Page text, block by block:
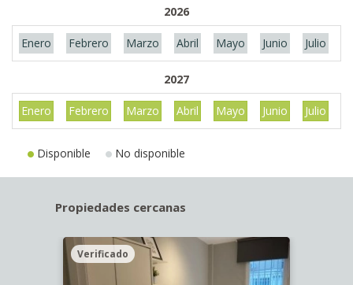
2026
Enero Febrero Marzo Abril Mayo Junio Julio
2027
Enero Febrero Marzo Abril Mayo Junio Julio
Disponible No disponible
Propiedades cercanas
Verificado